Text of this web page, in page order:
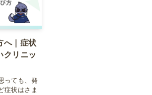
へ｜症状
クリニッ
っても、発
症状はさま